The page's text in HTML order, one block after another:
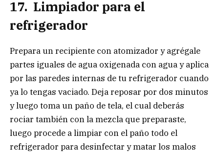
17. Limpiador para el
refrigerador
Prepara un recipiente con atomizador y agrégale
partes iguales de agua oxigenada con agua y aplica
por las paredes internas de tu refrigerador cuando
ya lo tengas vaciado. Deja reposar por dos minutos
y luego toma un paño de tela, el cual deberás
rociar también con la mezcla que preparaste,
luego procede a limpiar con el paño todo el
refrigerador para desinfectar y matar los malos